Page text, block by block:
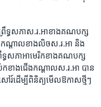
ទ្ធសភា​ស.រ.អាខាង​គណបក្ស​
កណ្តាល​ខាង​លិច​ស.រ.អា និង​
ធសភា​អាមេរិក​ខាង​គណបក្ស​
ក​ខាង​ជើង​កណ្តាល​ស.រ.អា បាន​
រ៍ដើម្បី​ពិនិត្យមើល​ឱកាស​ថ្មីៗ​